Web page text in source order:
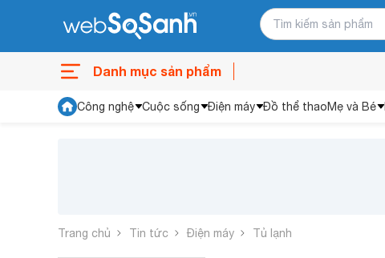
Danh mục sản phẩm
Công nghệ Cuộc sống Điện máy Đồ thể thaoMẹ và Bé
Trang chủ Tin tức Điện máy Tủ lạnh